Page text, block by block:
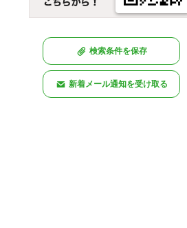
検索条件を保存
新着メール通知を受け取る